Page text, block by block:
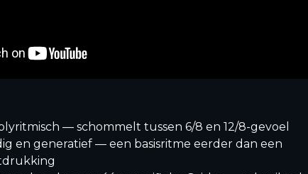
— schommelt tussen 6/8 en 12/8-gevoel
en generatief — een basisritme eerder dan een